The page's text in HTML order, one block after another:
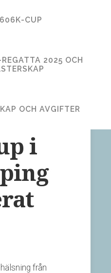
CUP
2025 OCH
OCH AVGIFTER
i
från